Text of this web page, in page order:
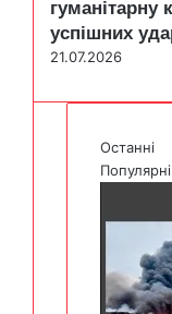
гуманітарну
успішних
21.07.2026
Останні
Популярні